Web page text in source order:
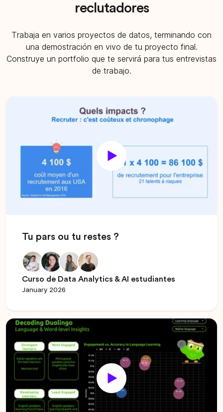
reclutadores
Trabaja en varios proyectos de datos, terminando con
una demostración en vivo de tu proyecto final.
Construye un portfolio que te servirá para tus entrevistas
de trabajo.
Tu pars ou tu restes ?
Curso de Data Analytics & AI estudiantes
January 2026